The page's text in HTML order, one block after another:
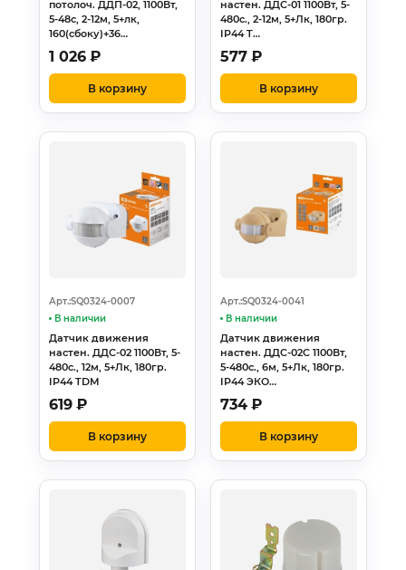
потолоч. ДДП-02, 1100Вт,
5-48с, 2-12м, 5+лк,
160(сбоку)+36…
1 026 ₽
В корзину
настен. ДДС-01 1100Вт, 5-
480с., 2-12м, 5+Лк, 180гр.
IP44 T…
577 ₽
В корзину
Арт.:SQ0324-0007
В наличии
Датчик движения
настен. ДДС-02 1100Вт, 5-
480с., 12м, 5+Лк, 180гр.
IP44 TDM
619 ₽
В корзину
Арт.:SQ0324-0041
В наличии
Датчик движения
настен. ДДС-02С 1100Вт,
5-480с., 6м, 5+Лк, 180гр.
IP44 ЭКО…
734 ₽
В корзину